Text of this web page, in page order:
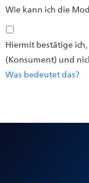
Wie kann ich die
Hiermit bestätige
(Konsument) und
Was bedeutet das?